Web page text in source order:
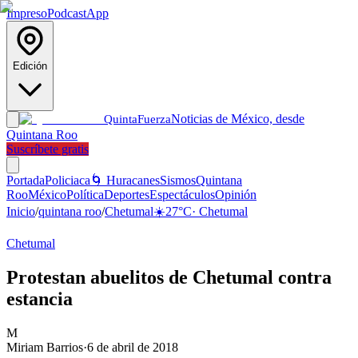
ImpresoPodcastApp
Edición
QuintaFuerzaNoticias de México, desde
Quintana Roo
Suscríbete gratis
PortadaPoliciaca 🌀 HuracanesSismosQuintana
RooMéxicoPolíticaDeportesEspectáculosOpinión
Inicio/quintana roo/Chetumal☀️27°C· Chetumal
Chetumal
Protestan abuelitos de Chetumal contra
estancia
M
Miriam Barrios·6 de abril de 2018